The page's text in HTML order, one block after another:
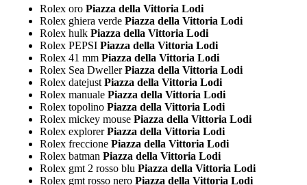
Rolex oro Piazza della Vittoria Lodi
Rolex ghiera verde Piazza della Vittoria Lodi
Rolex hulk Piazza della Vittoria Lodi
Rolex PEPSI Piazza della Vittoria Lodi
Rolex 41 mm Piazza della Vittoria Lodi
Rolex Sea DwellerPiazza della Vittoria Lodi
Rolex datejust Piazza della Vittoria Lodi
Rolex manuale Piazza della Vittoria Lodi
Rolex topolino Piazza della Vittoria Lodi
Rolex mickey mouse Piazza della Vittoria Lodi
Rolex explorerPiazza della Vittoria Lodi
Rolex freccione Piazza della Vittoria Lodi
Rolex batman Piazza della Vittoria Lodi
Rolex gmt 2 rosso blu Piazza della Vittoria Lodi
Rolex gmt rosso nero Piazza della Vittoria Lodi